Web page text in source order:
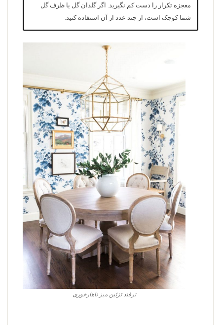
معجزه تکرار را دست کم نگیرید. اگر گلدان گل یا ظرف گل
شما کوچک است، از چند عدد از آن استفاده کنید.
ترفند تزئین میز ناهارخوری